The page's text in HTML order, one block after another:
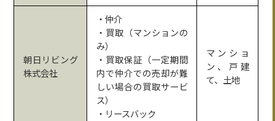
朝日リビング
株式会社
・仲介
・買取（マンションの
み）
・買取保証（一定期間
内で仲介での売却が難
しい場合の買取サービ
ス）
・リースバック
マンショ
ン、戸建
て、土地